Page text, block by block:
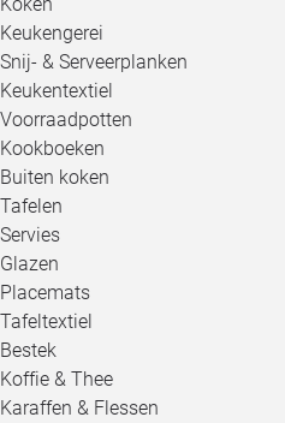
Keukengerei
Snij- & Serveerplanken
Keukentextiel
Voorraadpotten
Kookboeken
Buiten koken
Tafelen
Servies
Glazen
Placemats
Tafeltextiel
Bestek
Koffie & Thee
Karaffen & Flessen